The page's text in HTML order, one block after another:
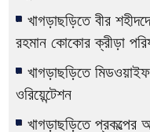
খাগড়াছড়িতে বীর
রহমান কোকোর ক্রীড়া
খাগড়াছড়িতে
ওরিয়েন্টেশন
খাগড়াছড়িতে প্রকল্পের